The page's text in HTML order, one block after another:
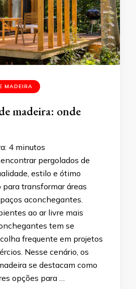
MADEIRA
madeira: onde
4 minutos
pergolados de
estilo e ótimo
transformar áreas
aconchegantes.
ao ar livre mais
tem se
frequente em projetos
Nesse cenário, os
se destacam como
opções para …